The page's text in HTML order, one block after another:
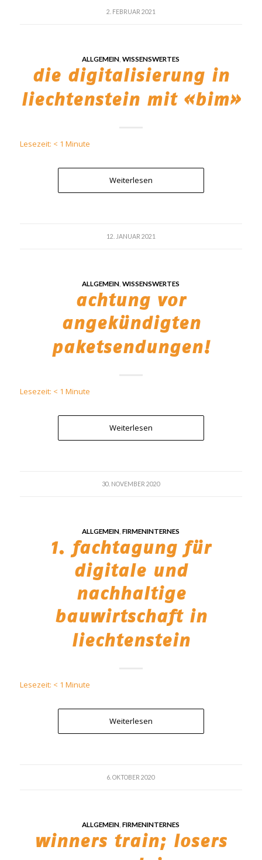
2. FEBRUAR 2021
ALLGEMEIN ,WISSENSWERTES
die digitalisierung in
liechtenstein mit «bim»
Lesezeit: < 1 Minute
Weiterlesen
12. JANUAR 2021
ALLGEMEIN ,WISSENSWERTES
achtung vor
angekündigten
paketsendungen!
Lesezeit: < 1 Minute
Weiterlesen
30. NOVEMBER 2020
ALLGEMEIN ,FIRMENINTERNES
1. fachtagung für
digitale und
nachhaltige
bauwirtschaft in
liechtenstein
Lesezeit: < 1 Minute
Weiterlesen
6. OKTOBER 2020
ALLGEMEIN ,FIRMENINTERNES
winners train; losers